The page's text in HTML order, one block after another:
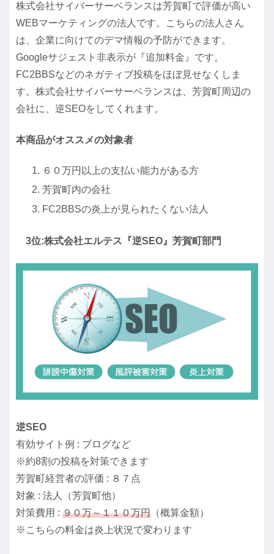
株式会社サイバーサーベランスは芳賀町で評価が高い
WEBマーケティングの法人です。こちらの法人さん
は、企業に向けてのデマ情報の予防ができます。
Googleサジェスト非表示が『追加料金』です。
FC2BBSなどのネガティブ投稿をほぼ見せなくしま
す。株式会社サイバーサーベランスは、芳賀町周辺の
会社に、逆SEOをしてくれます。
本商品がオススメの対象者
６０万円以上の支払い能力がある方
芳賀町内の会社
FC2BBSの炎上が見られたくない法人
3位:株式会社エルテス『逆SEO』芳賀町部門
逆SEO
有効サイト例 : ブログなど
※約8割の投稿を対策できます
芳賀町経営者の評価 : ８７点
対象 : 法人（芳賀町他）
対策費用 : ９０万～１１０万円 （概算金額）
※こちらの料金は炎上状況で変わります